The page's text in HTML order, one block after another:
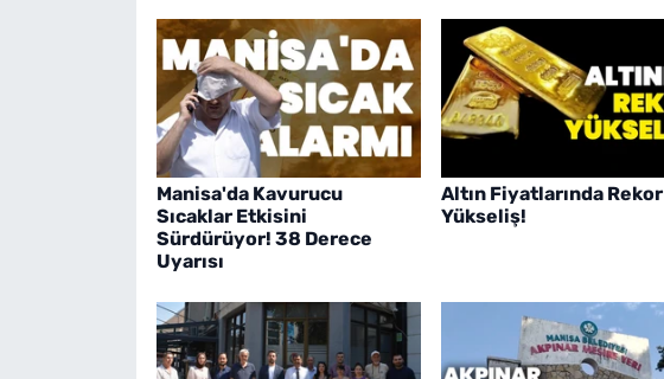
Manisa'da Kavurucu
Sıcaklar Etkisini
Sürdürüyor! 38 Derece
Uyarısı
Altın Fiyatlarında Rekor
Yükseliş!